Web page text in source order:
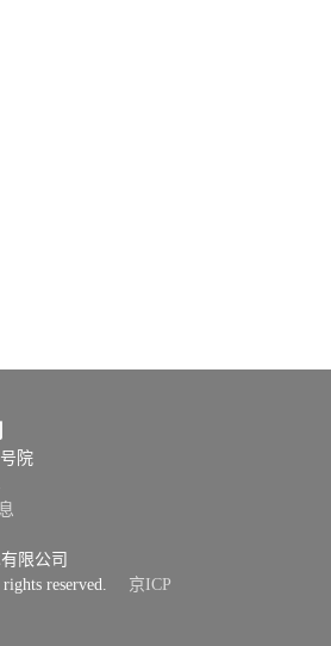
院
限公司
reserved. 京ICP